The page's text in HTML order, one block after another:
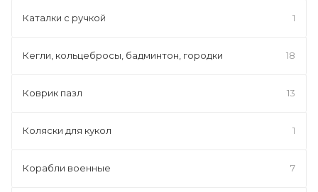
Каталки с ручкой 1
Кегли, кольцебросы, бадминтон, городки 18
Коврик пазл 13
Коляски для кукол 1
Корабли военные 7